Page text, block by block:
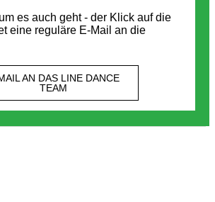
es auch geht - der Klick auf die
eine reguläre E-Mail an die
AN DAS LINE DANCE
TEAM